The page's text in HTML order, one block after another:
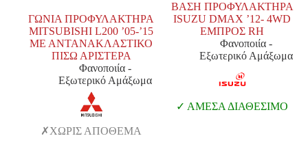
ΓΩΝΙΑ ΠΡΟΦΥΛΑΚΤΗΡΑ
MITSUBISHI L200 ’05-’15
ΜΕ ΑΝΤΑΝΑΚΛΑΣΤΙΚΟ
ΠΙΣΩ ΑΡΙΣΤΕΡΑ
Φανοποιία -
Εξωτερικό Αμάξωμα
ΧΩΡΙΣ ΑΠΟΘΕΜΑ
ΒΑΣΗ ΠΡΟΦΥΛΑΚΤΗΡΑ
ISUZU DMAX ’12- 4WD
ΕΜΠΡΟΣ RH
Φανοποιία -
Εξωτερικό Αμάξωμα
ΑΜΕΣΑ ΔΙΑΘΕΣΙΜΟ